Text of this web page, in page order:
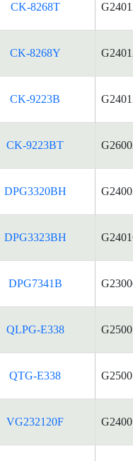
CK-8268T
CK-8268Y
CK-9223B
CK-9223BT
DPG3320BH
DPG3323BH
DPG7341B
QLPG-E338
QTG-E338
VG232120F